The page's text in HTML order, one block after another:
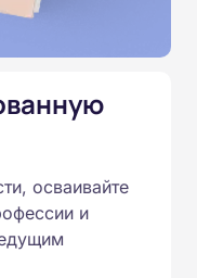
всем
534 в
о
осваивайте
и